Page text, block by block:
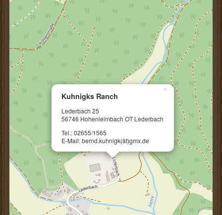
Kuhnigks Ranch
Lederbach 25
56746 Hohenleimbach OT Lederbach
Tel.: 02655/1565
E-Mail: bernd.kuhnigk(ät)gmx.de
×